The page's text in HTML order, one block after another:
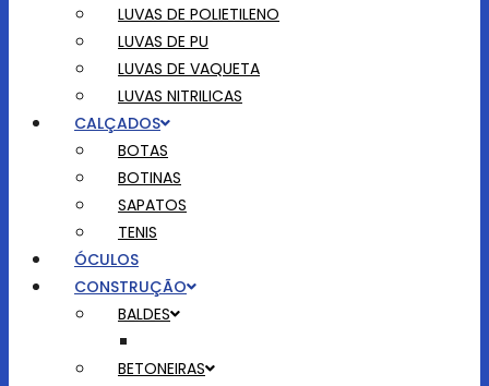
LUVAS DE POLIETILENO
LUVAS DE PU
LUVAS DE VAQUETA
LUVAS NITRILICAS
CALÇADOS
BOTAS
BOTINAS
SAPATOS
TENIS
ÓCULOS
CONSTRUÇÃO
BALDES
BETONEIRAS